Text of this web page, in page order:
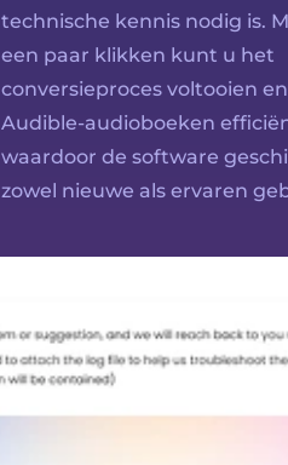
technische kennis nodig is.
een paar klikken kunt u het
conversieproces voltooien
Audible-audioboeken
waardoor de software
zowel nieuwe als ervaren